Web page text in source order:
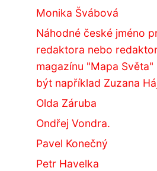
Monika Švábová
Náhodné české jméno
redaktora nebo
magazínu "Mapa Světa"
být například Zuzana
Olda Záruba
Ondřej Vondra.
Pavel Konečný
Petr Havelka